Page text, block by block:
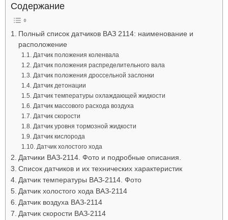
Содержание
Полный список датчиков ВАЗ 2114: наименование и
расположение
Датчик положения коленвала
Датчик положения распределительного вала
Датчик положения дроссельной заслонки
Датчик детонации
Датчик температуры охлаждающей жидкости
Датчик массового расхода воздуха
Датчик скорости
Датчик уровня тормозной жидкости
Датчик кислорода
Датчик холостого хода
Датчики ВАЗ-2114. Фото и подробные описания.
Список датчиков и их технических характеристик
Датчик температуры ВАЗ-2114. Фото
Датчик холостого хода ВАЗ-2114
Датчик воздуха ВАЗ-2114
Датчик скорости ВАЗ-2114